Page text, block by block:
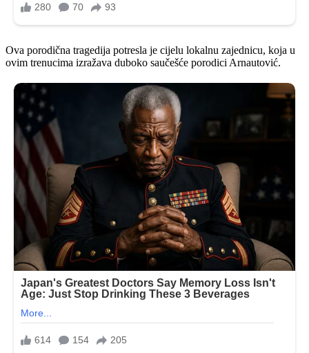
Ova porodična tragedija potresla je cijelu lokalnu zajednicu, koja u
ovim trenucima izražava duboko saučešće porodici Arnautović.